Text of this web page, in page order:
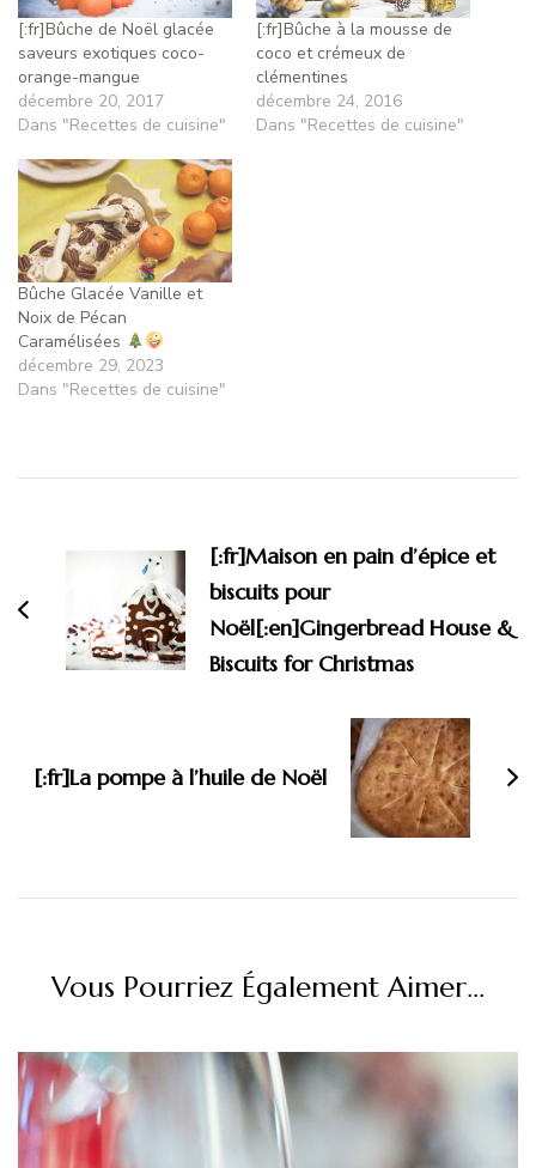
[:fr]Bûche de Noël glacée
saveurs exotiques coco-
orange-mangue
décembre 20, 2017
Dans "Recettes de cuisine"
[:fr]Bûche à la mousse de
coco et crémeux de
clémentines
décembre 24, 2016
Dans "Recettes de cuisine"
Bûche Glacée Vanille et
Noix de Pécan
Caramélisées
décembre 29, 2023
Dans "Recettes de cuisine"
[:fr]Maison en pain d’épice et
biscuits pour
Noël[:en]Gingerbread House &
Biscuits for Christmas
[:fr]La pompe à l’huile de Noël
Vous Pourriez Également Aimer...